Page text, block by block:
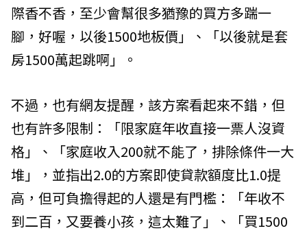
際香不香，至少會幫很多猶豫的買方多踹一
腳，好喔，以後1500地板價」、「以後就是套
房1500萬起跳啊」。
不過，也有網友提醒，該方案看起來不錯，但
也有許多限制：「限家庭年收直接一票人沒資
格」、「家庭收入200就不能了，排除條件一大
堆」，並指出2.0的方案即使貸款額度比1.0提
高，但可負擔得起的人還是有門檻：「年收不
到二百，又要養小孩，這太難了」、「買1500